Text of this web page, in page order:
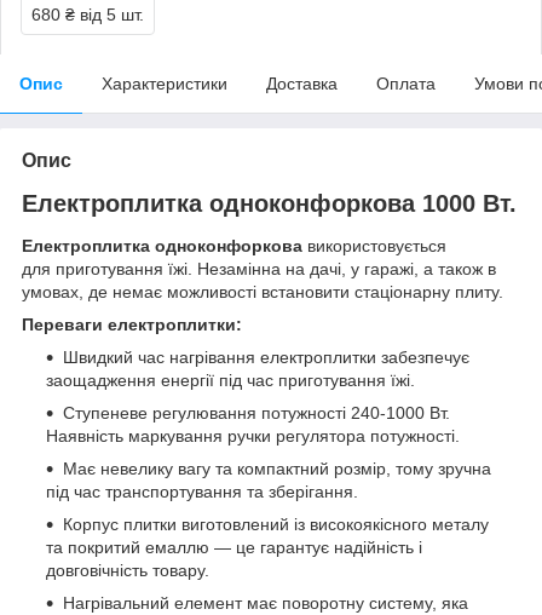
680 ₴ від 5 шт.
Опис Характеристики Доставка Оплата Умови
Опис
Електроплитка одноконфоркова 1000 Вт.
Електроплитка одноконфоркова використовується
для приготування їжі. Незамінна на дачі, у гаражі, а також в
умовах, де немає можливості встановити стаціонарну плиту.
Переваги електроплитки:
Швидкий час нагрівання електроплитки забезпечує
заощадження енергії під час приготування їжі.
Ступеневе регулювання потужності 240-1000 Вт.
Наявність маркування ручки регулятора потужності.
Має невелику вагу та компактний розмір, тому зручна
під час транспортування та зберігання.
Корпус плитки виготовлений із високоякісного металу
та покритий емаллю — це гарантує надійність і
довговічність товару.
Нагрівальний елемент має поворотну систему, яка